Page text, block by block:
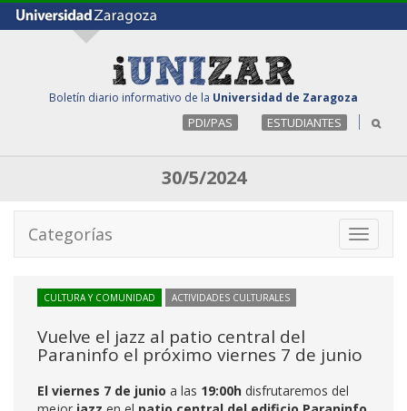
Boletín diario informativo de la Universidad de Zaragoza
PDI/PAS ESTUDIANTES
30/5/2024
Toggle
Categorías
CULTURA Y COMUNIDAD ACTIVIDADES CULTURALES
Vuelve el jazz al patio central del
Paraninfo el próximo viernes 7 de junio
El viernes 7 de junio a las 19:00h disfrutaremos del